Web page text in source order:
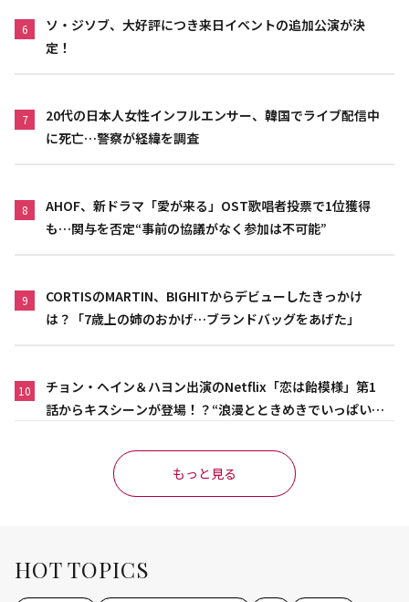
6
ソ・ジソブ、大好評につき来日イベントの追加公演が決
定！
7
20代の日本人女性インフルエンサー、韓国でライブ配信中
に死亡…警察が経緯を調査
8
AHOF、新ドラマ「愛が来る」OST歌唱者投票で1位獲得
も…関与を否定“事前の協議がなく参加は不可能”
9
CORTISのMARTIN、BIGHITからデビューしたきっかけ
は？「7歳上の姉のおかげ…ブランドバッグをあげた」
10
チョン・ヘイン＆ハヨン出演のNetflix「恋は飴模様」第1
話からキスシーンが登場！？“浪漫とときめきでいっぱいの
もっと見る
HOT TOPICS